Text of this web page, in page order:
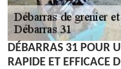
DÉBARRAS 31 POUR
RAPIDE ET EFFICACE